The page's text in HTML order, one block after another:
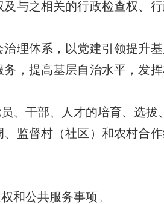
与之相关的行政检查权、
理体系，以党建引领提升
，提高基层自治水平，发
、干部、人才的培育、选拔
监督村（社区）和农村合
和公共服务事项。